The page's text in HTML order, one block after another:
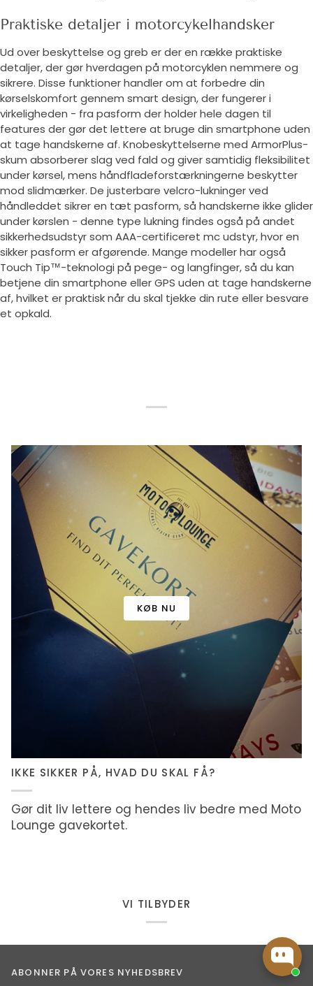
Praktiske detaljer i motorcykelhandsker
Ud over beskyttelse og greb er der en række praktiske
detaljer, der gør hverdagen på motorcyklen nemmere og
sikrere. Disse funktioner handler om at forbedre din
kørselskomfort gennem smart design, der fungerer i
virkeligheden - fra pasform der holder hele dagen til
features der gør det lettere at bruge din smartphone uden
at tage handskerne af. Knobeskyttelserne med ArmorPlus-
skum absorberer slag ved fald og giver samtidig fleksibilitet
under kørsel, mens håndfladeforstærkningerne beskytter
mod slidmærker. De justerbare velcro-lukninger ved
håndleddet sikrer en tæt pasform, så handskerne ikke glider
under kørslen - denne type lukning findes også på andet
sikkerhedsudstyr som AAA-certificeret mc udstyr, hvor en
sikker pasform er afgørende. Mange modeller har også
Touch Tip™-teknologi på pege- og langfinger, så du kan
betjene din smartphone eller GPS uden at tage handskerne
af, hvilket er praktisk når du skal tjekke din rute eller besvare
et opkald.
IKKE SIKKER PÅ, HVAD DU SKAL FÅ?
Gør dit liv lettere og hendes liv bedre med Moto
Lounge gavekortet.
KØB NU
VI TILBYDER
ABONNER PÅ VORES NYHEDSBREV